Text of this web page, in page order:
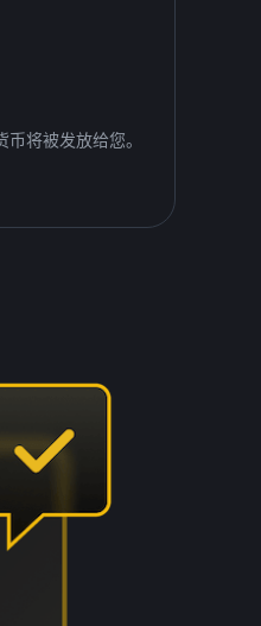
将被发放给您。